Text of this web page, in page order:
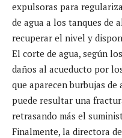
expulsoras para
de agua a los tanques de
recuperar el nivel y
El corte de agua, según
daños al acueducto por
que aparecen burbujas
puede resultar una
retrasando más el
Finalmente, la directora